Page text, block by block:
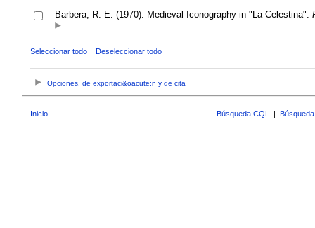
Barbera, R. E. (1970). Medieval Iconography in "La Celestina".
Seleccionar todo Deseleccionar todo
Opciones, de exportaci&oacute;n y de cita
Inicio Búsqueda CQL |